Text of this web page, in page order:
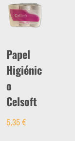
Papel
Higiénic
o
Celsoft
5,35€